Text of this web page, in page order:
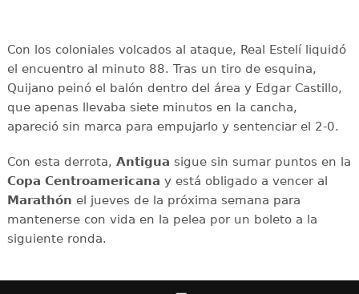
Con los coloniales volcados al ataque, Real Estelí liquidó
el encuentro al minuto 88. Tras un tiro de esquina,
Quijano peinó el balón dentro del área y Edgar Castillo,
que apenas llevaba siete minutos en la cancha,
apareció sin marca para empujarlo y sentenciar el 2-0.
Con esta derrota, Antigua sigue sin sumar puntos en la
Copa Centroamericana y está obligado a vencer al
Marathón el jueves de la próxima semana para
mantenerse con vida en la pelea por un boleto a la
siguiente ronda.